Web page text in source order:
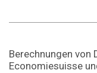
Berechnungen von
Economiesuisse